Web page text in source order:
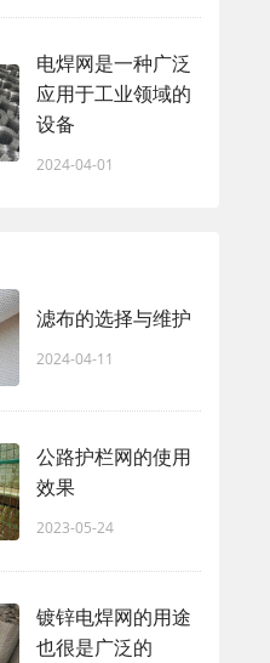
电焊网是一种广泛
应用于工业领域的
设备
2024-04-01
滤布的选择与维护
2024-04-11
公路护栏网的使用
效果
2023-05-24
镀锌电焊网的用途
也很是广泛的